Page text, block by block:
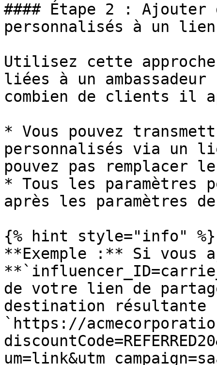
#### Étape 2 : Ajouter
personnalisés à un
Utilisez cette
liées à un
combien de clients il
* Vous pouvez
personnalisés via un
pouvez pas remplacer
* Tous les paramètres
après les paramètres
{% hint style="info" %}
**Exemple :** Si vous
de votre lien de
destination résultante
`https://